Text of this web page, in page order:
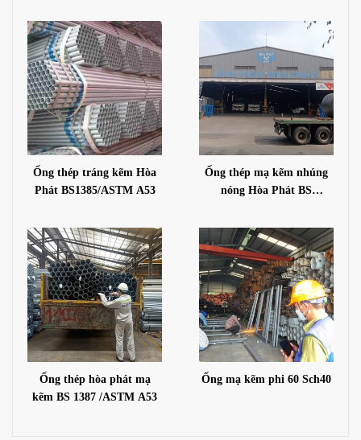
Ống thép tráng kẽm Hòa
Phát BS1385/ASTM A53
Ống thép mạ kẽm nhúng
nóng Hòa Phát BS
Ống thép hòa phát mạ
kẽm BS 1387 /ASTM A53
Ống mạ kẽm phi 60 Sch40